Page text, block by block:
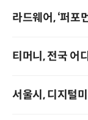
라드웨어, ‘퍼포
티머니, 전국 어
서울시, 디지털